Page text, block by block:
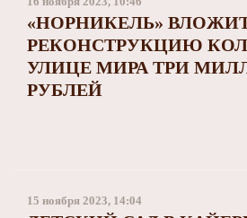
«НОРНИКЕЛЬ»
РЕКОНСТРУКЦИЮ
УЛИЦЕ МИРА ТРИ
РУБЛЕЙ
15 ноября 2023, 14:04